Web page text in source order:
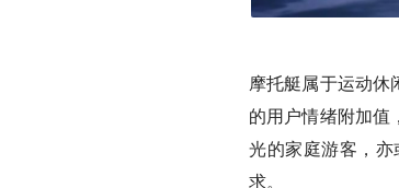
摩托艇属于运动休
的用户情绪附加值
光的家庭游客，
求。